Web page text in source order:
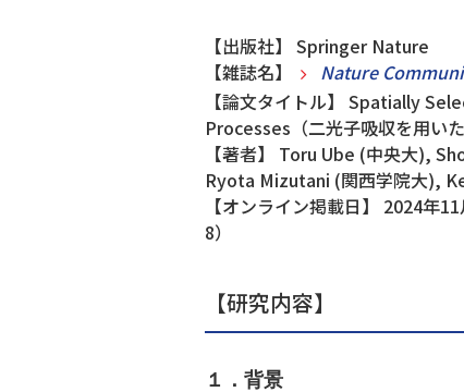
【出版社】 Springer Nature
【雑誌名】
Nature
【論文タイトル】 Spatially
Processes（二光子吸収を用い
【著者】 Toru Ube (中央大),
Ryota Mizutani (関西学院大),
【オンライン掲載日】 2024年
8）
【研究内容】
１．背景